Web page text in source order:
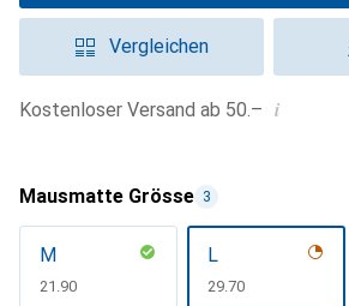
Vergleichen
Kostenloser Versand ab 50.– i
Mausmatte Grösse 3
M
CHF
21.90
L
CHF
29.70